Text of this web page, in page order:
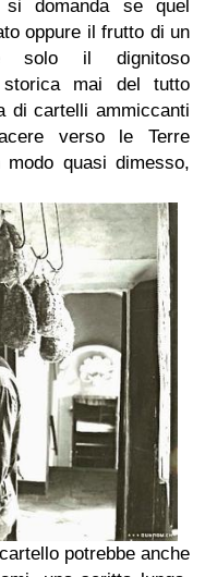
domanda se quel
oppure il frutto di un
solo il dignitoso
storica mai del tutto
di cartelli ammiccanti
verso le Terre
quasi dimesso,
potrebbe anche